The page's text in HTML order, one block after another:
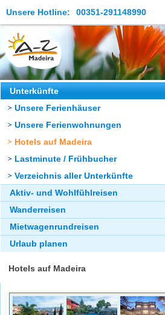
Unsere Hotline: 00351-291148990
Die Insel
Madeira Erleben
Aktuelles
Reiseangebote
Kontakt
Unterkünfte
Unsere Ferienhäuser
Unsere Ferienwohnungen
Hotels auf Madeira
Lastminute / Frühbucher
Verzeichnis aller Unterkünfte
Aktiv- und Wohlfühlreisen
Wanderreisen
Mietwagenrundreisen
Urlaub planen
Hotels auf Madeira